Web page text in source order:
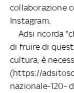
collaborazione
Instagram.
Adsi ricorda
di fruire di
cultura, è
(https://
nazionale-120-